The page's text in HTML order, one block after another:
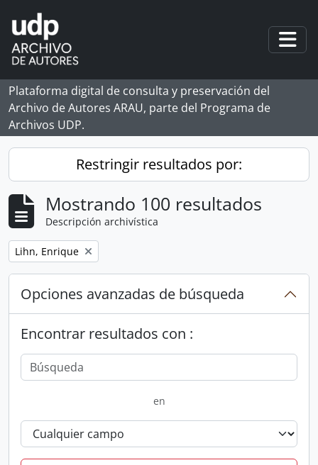
Skip to main content
Plataforma digital de consulta y preservación del
Archivo de Autores ARAU, parte del Programa de
Archivos UDP.
Restringir resultados por:
Mostrando 100 resultados
Descripción archivística
Remove filter:
Lihn, Enrique
Opciones avanzadas de búsqueda
Encontrar resultados con :
en